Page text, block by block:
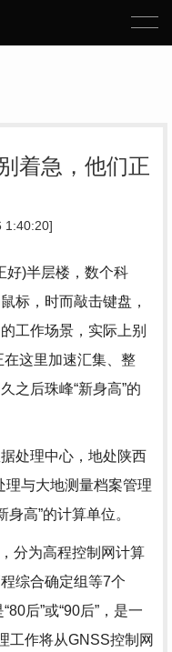
着急，他们正
1:40:20]
)半层楼，数个科
标，时而敲击键盘，
工作场景，实际上别
这里加速汇集、整
之后珠峰“新身高”的
处理中心，地处陕西
理与大地测量档案管理
高”的计算单位。
分为高程控制网计算
综合确定组等7个
后”或“90后”，是一
工作将从GNSS控制网